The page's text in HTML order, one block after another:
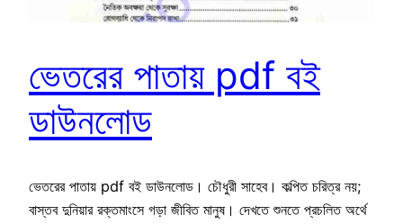
ভেতরের পাতায় pdf বই
ডাউনলোড
ভেতরের পাতায় pdf বই ডাউনলোড। চৌধুরী সাহেব। কল্পিত চরিত্র নয়;
বাস্তব দুনিয়ার রক্তমাংসে গড়া জীবিত মানুষ। দেখতে শুনতে প্রচলিত অর্থে